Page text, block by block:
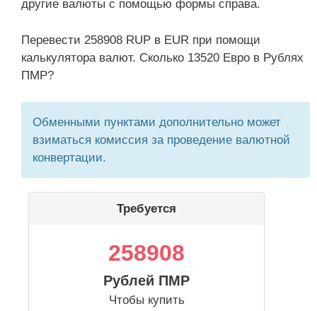
другие валюты с помощью формы справа.
Перевести 258908 RUP в EUR при помощи
калькулятора валют. Сколько 13520 Евро в Рублях
ПМР?
Обменными пунктами дополнительно может
взиматься комиссия за проведение валютной
конвертации.
Требуется
258908
Рублей ПМР
Чтобы купить